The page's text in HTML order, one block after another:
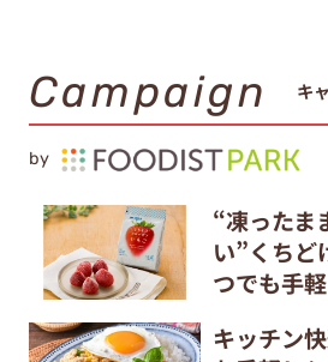
Campaign キ
by
“凍ったま
い”くちど
つでも手
キッチン